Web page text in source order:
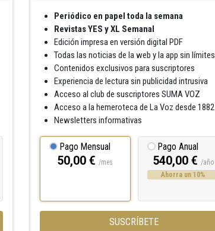
Periódico en papel toda la semana
Revistas YES y XL Semanal
Edición impresa en versión digital PDF
Todas las noticias de la web y la app sin límites
Contenidos exclusivos para suscriptores
Experiencia de lectura sin publicidad intrusiva
Acceso al club de suscriptores SUMA VOZ
Acceso a la hemeroteca de La Voz desde 1882
Newsletters informativas
Pago Mensual
50,00 €/mes
Pago Anual
540,00 €/año
Ahorra un 10%
SUSCRÍBETE